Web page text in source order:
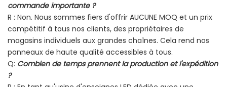
commande importante ?
R : Non. Nous sommes fiers d'offrir AUCUNE MOQ et un prix
compétitif à tous nos clients, des propriétaires de
magasins individuels aux grandes chaînes. Cela rend nos
panneaux de haute qualité accessibles à tous.
Q: Combien de temps prennent la production et l'expédition
?